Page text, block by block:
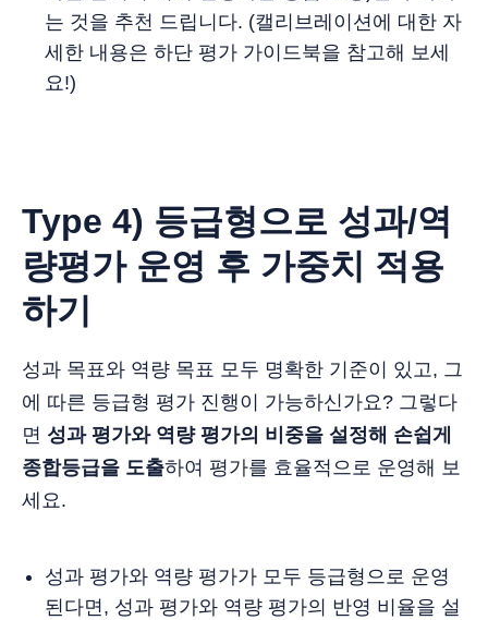
는 것을 추천 드립니다. (캘리브레이션에 대한 자
세한 내용은 하단 평가 가이드북을 참고해 보세
요!)
Type 4) 등급형으로 성과/역
량평가 운영 후 가중치 적용
하기
성과 목표와 역량 목표 모두 명확한 기준이 있고, 그
에 따른 등급형 평가 진행이 가능하신가요? 그렇다
면 성과 평가와 역량 평가의 비중을 설정해 손쉽게
종합등급을 도출하여 평가를 효율적으로 운영해 보
세요.
성과 평가와 역량 평가가 모두 등급형으로 운영
된다면, 성과 평가와 역량 평가의 반영 비율을 설